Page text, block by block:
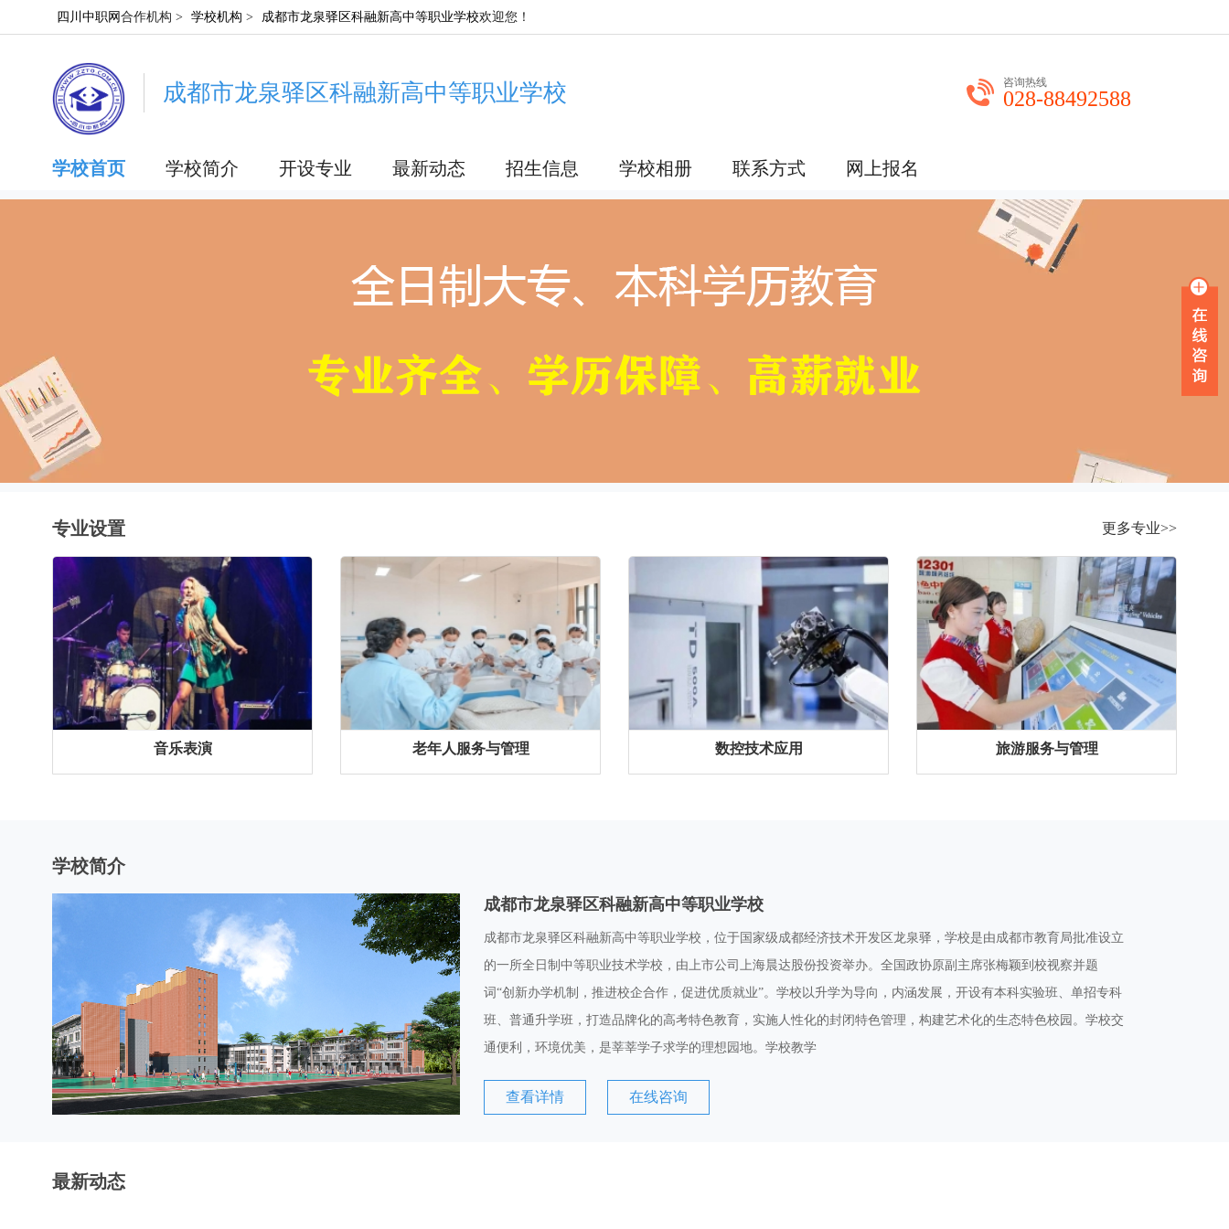
四川中职网 合作机构 > 学校机构 > 成都市龙泉驿区科融新高中等职业学校欢迎您！
成都市龙泉驿区科融新高中等职业学校 咨询热线
028-88492588
学校首页 学校简介 开设专业 最新动态 招生信息 学校相册 联系方式 网上报名
专业设置 更多专业>>
音乐表演 老年人服务与管理 数控技术应用 旅游服务与管理
学校简介
成都市龙泉驿区科融新高中等职业学校
成都市龙泉驿区科融新高中等职业学校，位于国家级成都经济技术开发区龙泉驿，学校是由成都市教育局批准设立
的一所全日制中等职业技术学校，由上市公司上海晨达股份投资举办。全国政协原副主席张梅颖到校视察并题
词“创新办学机制，推进校企合作，促进优质就业”。学校以升学为导向，内涵发展，开设有本科实验班、单招专科
班、普通升学班，打造品牌化的高考特色教育，实施人性化的封闭特色管理，构建艺术化的生态特色校园。学校交
通便利，环境优美，是莘莘学子求学的理想园地。学校教学
查看详情 在线咨询
最新动态